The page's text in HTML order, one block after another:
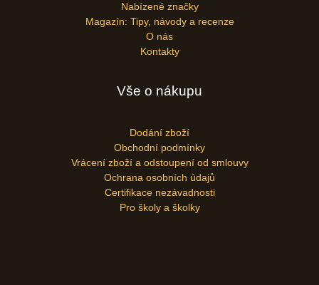
Nabízené značky
Magazín: Tipy, návody a recenze
O nás
Kontakty
Vše o nákupu
Dodání zboží
Obchodní podmínky
Vrácení zboží a odstoupení od smlouvy
Ochrana osobních údajů
Certifikace nezávadnosti
Pro školy a školky